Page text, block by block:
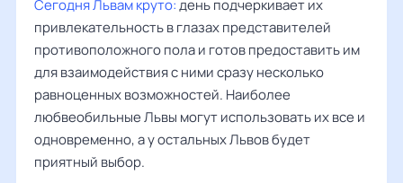
Сегодня Львамкруто:день подчеркивает их
привлекательность в глазах представителей
противоположного пола и готов предоставить им
для взаимодействия с ними сразу несколько
равноценных возможностей. Наиболее
любвеобильные Львы могут использовать их все и
одновременно, а у остальных Львов будет
приятный выбор.